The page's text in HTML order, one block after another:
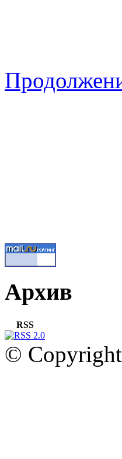
Архив
RSS
©